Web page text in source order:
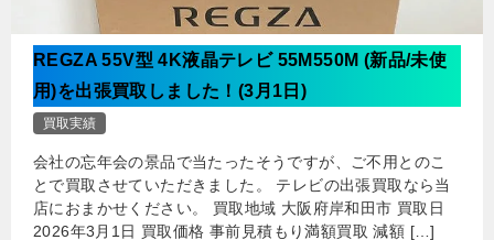
REGZA 55V型 4K液晶テレビ 55M550M (新品/未使
用)を出張買取しました！(3月1日)
買取実績
会社の忘年会の景品で当たったそうですが、ご不用とのこ
とで買取させていただきました。 テレビの出張買取なら当
店におまかせください。 買取地域 大阪府岸和田市 買取日
2026年3月1日 買取価格 事前見積もり満額買取 減額 […]